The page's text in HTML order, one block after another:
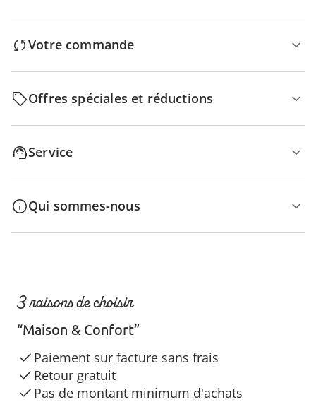
Votre commande
Offres spéciales et réductions
Service
Qui sommes-nous
3 raisons de choisir
“Maison & Confort”
Paiement sur facture sans frais
Retour gratuit
Pas de montant minimum d'achats